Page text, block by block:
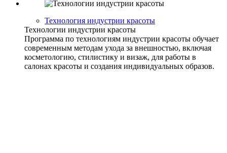
Технология индустрии красоты
Технологии индустрии красоты
Программа по технологиям индустрии красоты обучает
современным методам ухода за внешностью, включая
косметологию, стилистику и визаж, для работы в
салонах красоты и создания индивидуальных образов.